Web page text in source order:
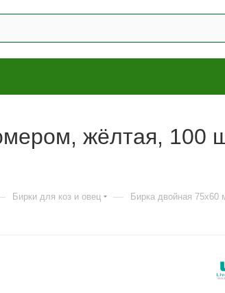
жёлтая, 100
Бирки для коз и овец — Бирка двойная